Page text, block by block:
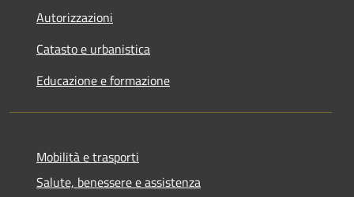
Autorizzazioni
Catasto e urbanistica
Educazione e formazione
Mobilità e trasporti
Salute, benessere e assistenza